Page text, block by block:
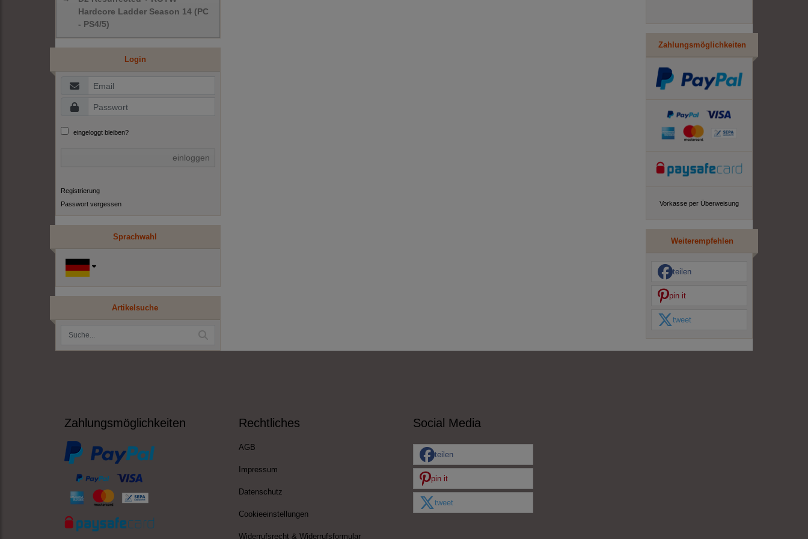
Hardcore Ladder Season 14 (PC
- PS4/5)
Login
eingeloggt bleiben?
einloggen
Registrierung
Passwort vergessen
Sprachwahl
Artikelsuche
Zahlungsmöglichkeiten
Vorkasse per Überweisung
Weiterempfehlen
teilen
pin it
tweet
Zahlungsmöglichkeiten Rechtliches
AGB
Impressum
Datenschutz
Cookieeinstellungen
Widerrufsrecht & Widerrufsformular
Social Media
teilen
pin it
tweet